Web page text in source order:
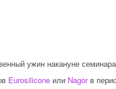
ужин накануне
Eurosilicone или Nagorв